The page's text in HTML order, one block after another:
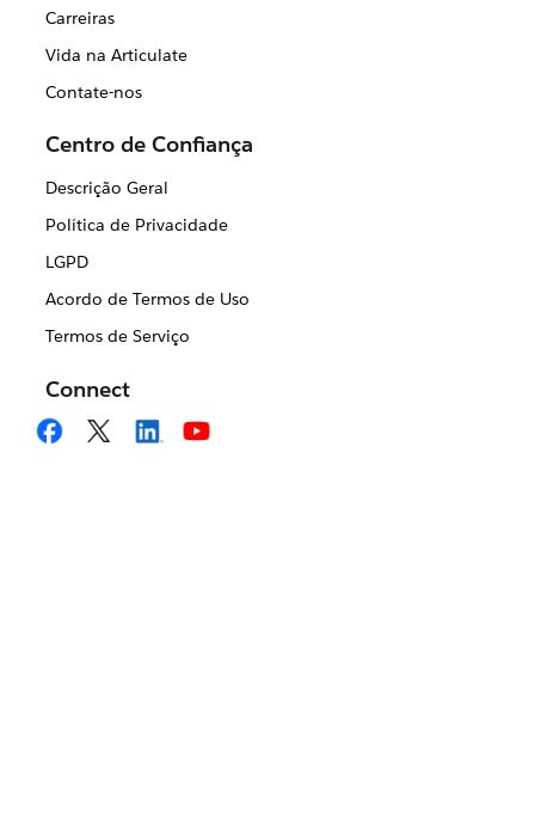
Carreiras
Vida na Articulate
Contate-nos
Centro de Confiança
Descrição Geral
Política de Privacidade
LGPD
Acordo de Termos de Uso
Termos de Serviço
Connect